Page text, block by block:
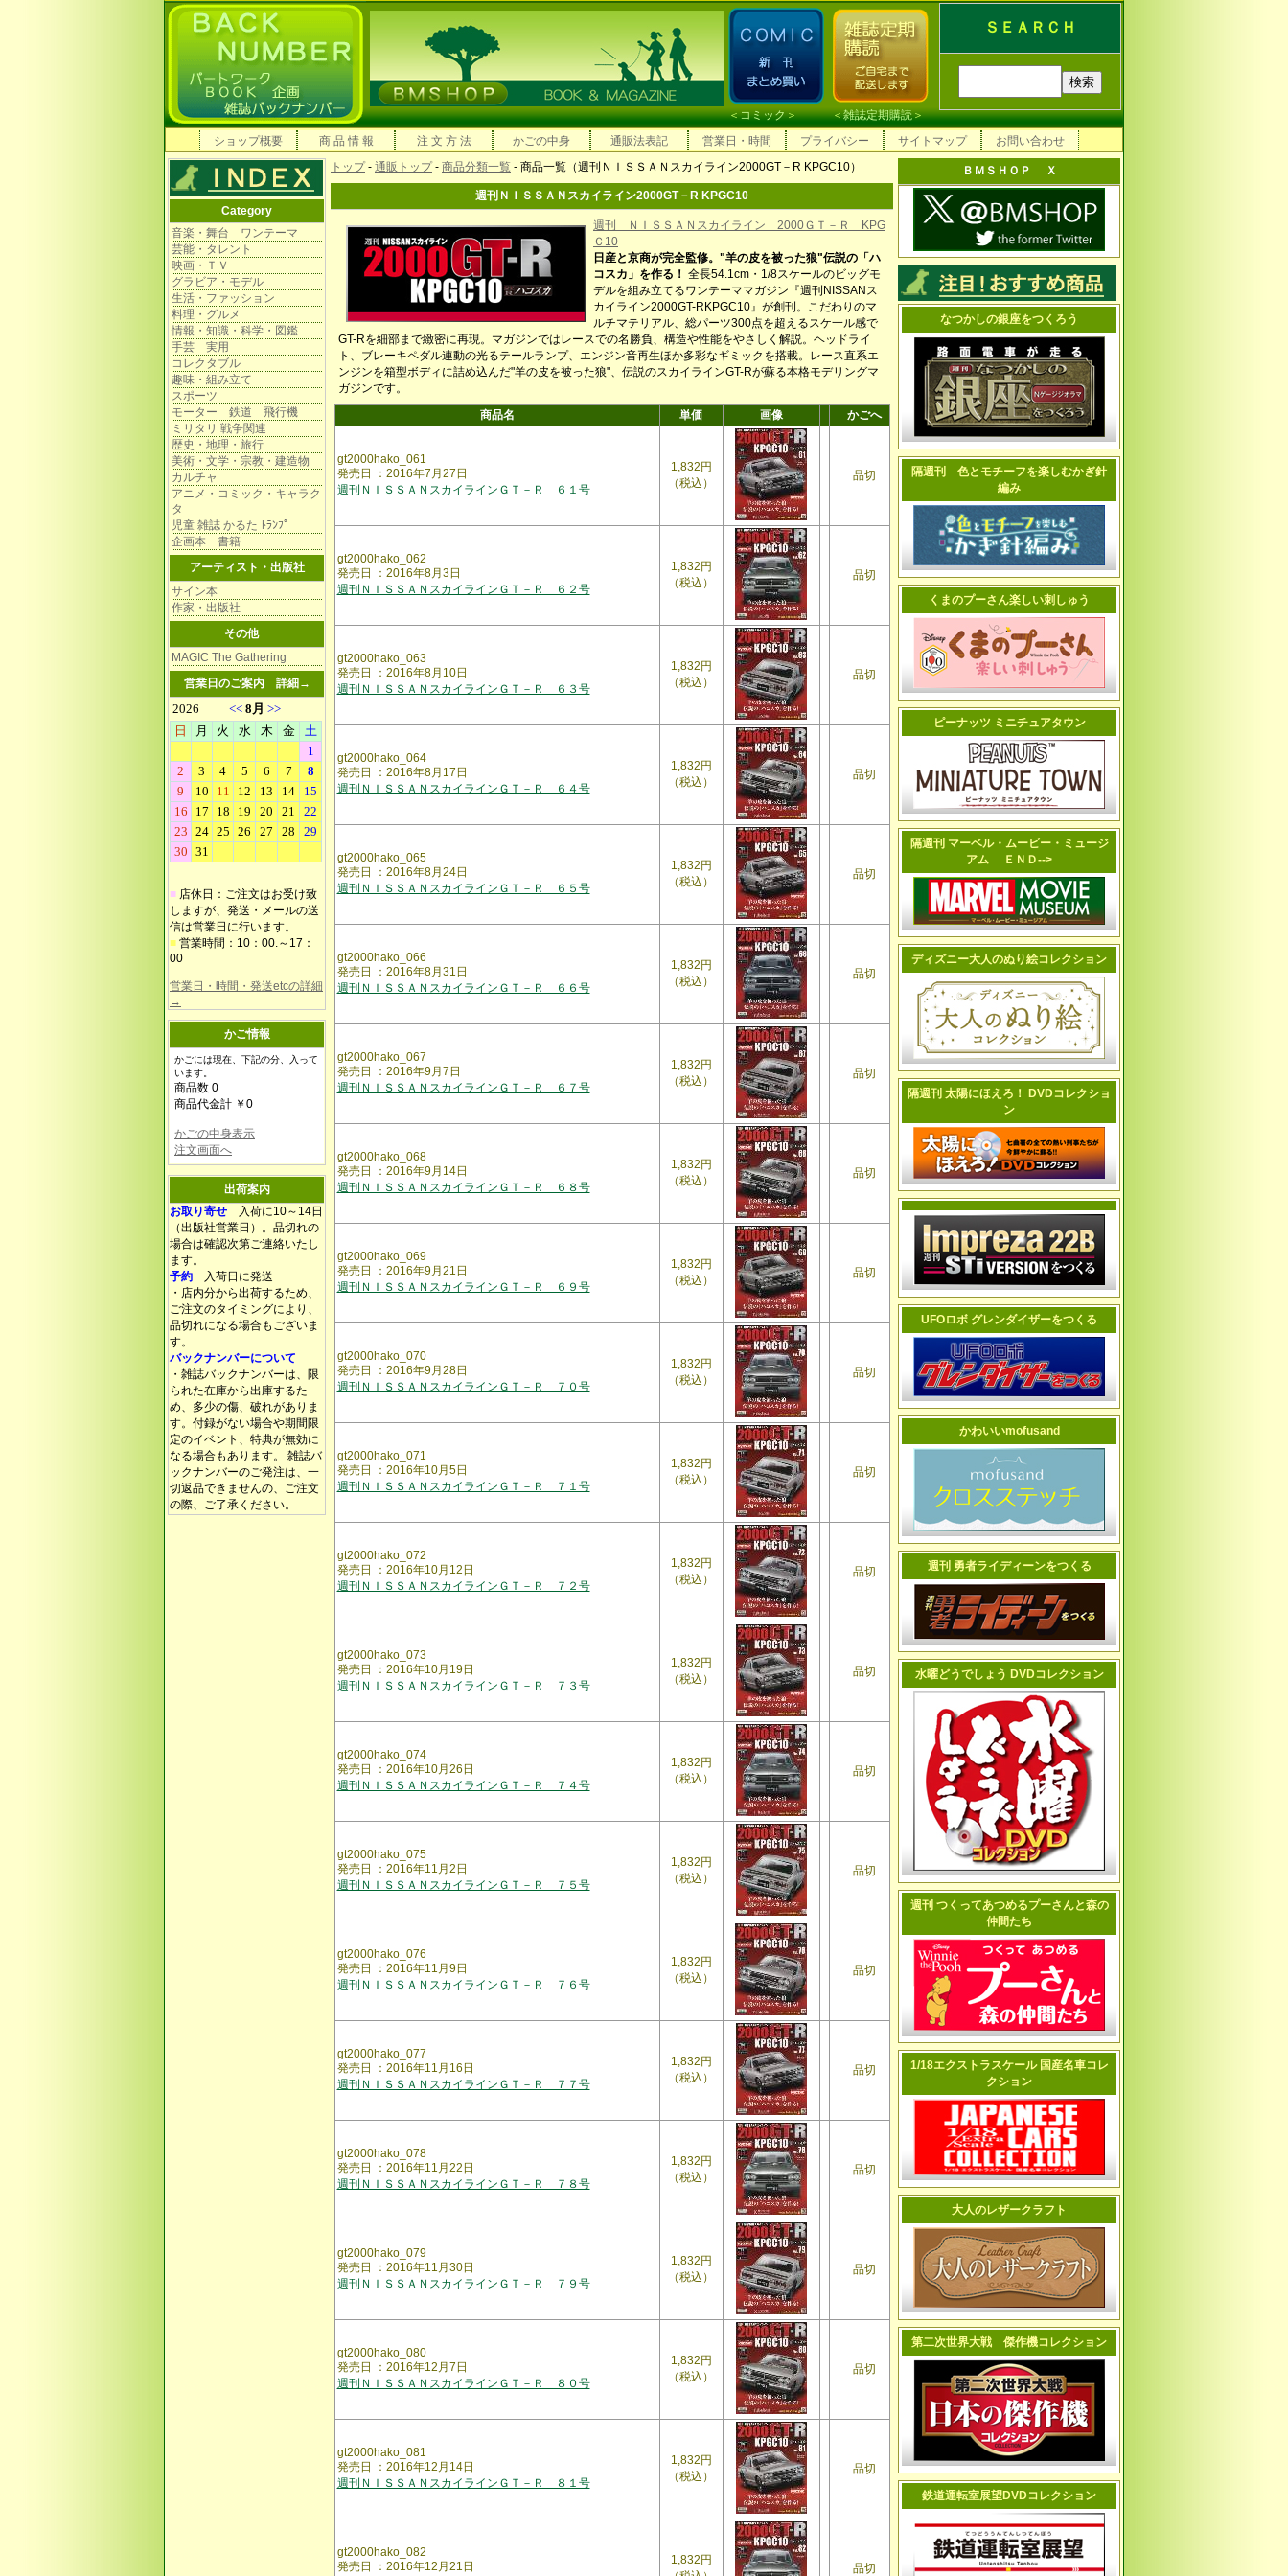
ＳＥＡＲＣＨ
＜コミック＞ ＜雑誌定期購読＞
ショップ概要
商 品 情 報 注 文 方 法 かごの中身 通販法表記 営業日・時間 プライバシー サイトマップ お問い合わせ
Category
音楽・舞台 ワンテーマ
芸能・タレント
映画・ＴＶ
グラビア・モデル
生活・ファッション
料理・グルメ
情報・知識・科学・図鑑
手芸 実用
コレクタブル
趣味・組み立て
スポーツ
モーター 鉄道 飛行機
ミリタリ 戦争関連
歴史・地理・旅行
美術・文学・宗教・建造物
カルチャ
アニメ・コミック・キャラク
タ
児童 雑誌 かるた ﾄﾗﾝﾌﾟ
企画本 書籍
アーティスト・出版社
サイン本
作家・出版社
その他
MAGIC The Gathering
営業日のご案内 詳細→
■ 店休日：ご注文はお受け致
しますが、発送・メールの送
信は営業日に行います。
■ 営業時間：10：00.～17：
00
営業日・時間・発送etcの詳細
→
かご情報
かごには現在、下記の分、入って
います。
商品数 0
商品代金計 ￥0
かごの中身表示
注文画面へ
出荷案内
お取り寄せ 入荷に10～14日
（出版社営業日）。品切れの
場合は確認次第ご連絡いたし
ます。
予約 入荷日に発送
・店内分から出荷するため、
ご注文のタイミングにより、
品切れになる場合もございま
す。
バックナンバーについて
・雑誌バックナンバーは、限
られた在庫から出庫するた
め、多少の傷、破れがありま
す。付録がない場合や期間限
定のイベント、特典が無効に
なる場合もあります。 雑誌バ
ックナンバーのご発注は、一
切返品できませんの、ご注文
の際、ご了承ください。
トップ- 通販トップ- 商品分類一覧 - 商品一覧（週刊ＮＩＳＳＡＮスカイライン2000GT－R KPGC10）
週刊ＮＩＳＳＡＮスカイライン2000GT－R KPGC10
週刊 ＮＩＳＳＡＮスカイライン 2000ＧＴ－Ｒ KPG
Ｃ10
日産と京商が完全監修。"羊の皮を被った狼"伝説の「ハ
コスカ」を作る！ 全長54.1cm・1/8スケールのビッグモ
デルを組み立てるワンテーママガジン『週刊NISSANス
カイライン2000GT-RKPGC10』が創刊。こだわりのマ
ルチマテリアル、総パーツ300点を超えるスケ一ル感で
GT-Rを細部まで緻密に再現。マガジンではレースでの名勝負、構造や性能をやさしく解説。ヘッドライ
ト、ブレーキペダル連動の光るテールランプ、エンジン音再生ほか多彩なギミックを搭載。レース直系エ
ンジンを箱型ボディに詰め込んだ"羊の皮を被った狼"、伝説のスカイラインGT-Rが蘇る本格モデリングマ
ガジンです。
商品名
単価 画像 かごへ
gt2000hako_061
発売日 ：2016年7月27日
週刊ＮＩＳＳＡＮスカイラインＧＴ－Ｒ ６１号
1,832円
（税込）
品切
gt2000hako_062
発売日 ：2016年8月3日
週刊ＮＩＳＳＡＮスカイラインＧＴ－Ｒ ６２号
1,832円
（税込）
品切
gt2000hako_063
発売日 ：2016年8月10日
週刊ＮＩＳＳＡＮスカイラインＧＴ－Ｒ ６３号
1,832円
（税込）
品切
gt2000hako_064
発売日 ：2016年8月17日
週刊ＮＩＳＳＡＮスカイラインＧＴ－Ｒ ６４号
1,832円
（税込）
品切
gt2000hako_065
発売日 ：2016年8月24日
週刊ＮＩＳＳＡＮスカイラインＧＴ－Ｒ ６５号
1,832円
（税込）
品切
gt2000hako_066
発売日 ：2016年8月31日
週刊ＮＩＳＳＡＮスカイラインＧＴ－Ｒ ６６号
1,832円
（税込）
品切
gt2000hako_067
発売日 ：2016年9月7日
週刊ＮＩＳＳＡＮスカイラインＧＴ－Ｒ ６７号
1,832円
（税込）
品切
gt2000hako_068
発売日 ：2016年9月14日
週刊ＮＩＳＳＡＮスカイラインＧＴ－Ｒ ６８号
1,832円
（税込）
品切
gt2000hako_069
発売日 ：2016年9月21日
週刊ＮＩＳＳＡＮスカイラインＧＴ－Ｒ ６９号
1,832円
（税込）
品切
gt2000hako_070
発売日 ：2016年9月28日
週刊ＮＩＳＳＡＮスカイラインＧＴ－Ｒ ７０号
1,832円
（税込）
品切
gt2000hako_071
発売日 ：2016年10月5日
週刊ＮＩＳＳＡＮスカイラインＧＴ－Ｒ ７１号
1,832円
（税込）
品切
gt2000hako_072
発売日 ：2016年10月12日
週刊ＮＩＳＳＡＮスカイラインＧＴ－Ｒ ７２号
1,832円
（税込）
品切
gt2000hako_073
発売日 ：2016年10月19日
週刊ＮＩＳＳＡＮスカイラインＧＴ－Ｒ ７３号
1,832円
（税込）
品切
gt2000hako_074
発売日 ：2016年10月26日
週刊ＮＩＳＳＡＮスカイラインＧＴ－Ｒ ７４号
1,832円
（税込）
品切
gt2000hako_075
発売日 ：2016年11月2日
週刊ＮＩＳＳＡＮスカイラインＧＴ－Ｒ ７５号
1,832円
（税込）
品切
gt2000hako_076
発売日 ：2016年11月9日
週刊ＮＩＳＳＡＮスカイラインＧＴ－Ｒ ７６号
1,832円
（税込）
品切
gt2000hako_077
発売日 ：2016年11月16日
週刊ＮＩＳＳＡＮスカイラインＧＴ－Ｒ ７７号
1,832円
（税込）
品切
gt2000hako_078
発売日 ：2016年11月22日
週刊ＮＩＳＳＡＮスカイラインＧＴ－Ｒ ７８号
1,832円
（税込）
品切
gt2000hako_079
発売日 ：2016年11月30日
週刊ＮＩＳＳＡＮスカイラインＧＴ－Ｒ ７９号
1,832円
（税込）
品切
gt2000hako_080
発売日 ：2016年12月7日
週刊ＮＩＳＳＡＮスカイラインＧＴ－Ｒ ８０号
1,832円
（税込）
品切
gt2000hako_081
発売日 ：2016年12月14日
週刊ＮＩＳＳＡＮスカイラインＧＴ－Ｒ ８１号
1,832円
（税込）
品切
gt2000hako_082
発売日 ：2016年12月21日
1,832円
品切
ＢＭＳＨＯＰ Ｘ
なつかしの銀座をつくろう
隔週刊 色とモチーフを楽しむかぎ針
編み
くまのプーさん楽しい刺しゅう
ピーナッツ ミニチュアタウン
隔週刊 マーベル・ムービー・ミュージ
アム ＥＮＤ-->
ディズニー大人のぬり絵コレクション
隔週刊 太陽にほえろ！ DVDコレクショ
ン
UFOロボ グレンダイザーをつくる
かわいいmofusand
週刊 勇者ライディーンをつくる
水曜どうでしょう DVDコレクション
週刊 つくってあつめるプーさんと森の
仲間たち
1/18エクストラスケール 国産名車コレ
クション
大人のレザークラフト
第二次世界大戦 傑作機コレクション
鉄道運転室展望DVDコレクション